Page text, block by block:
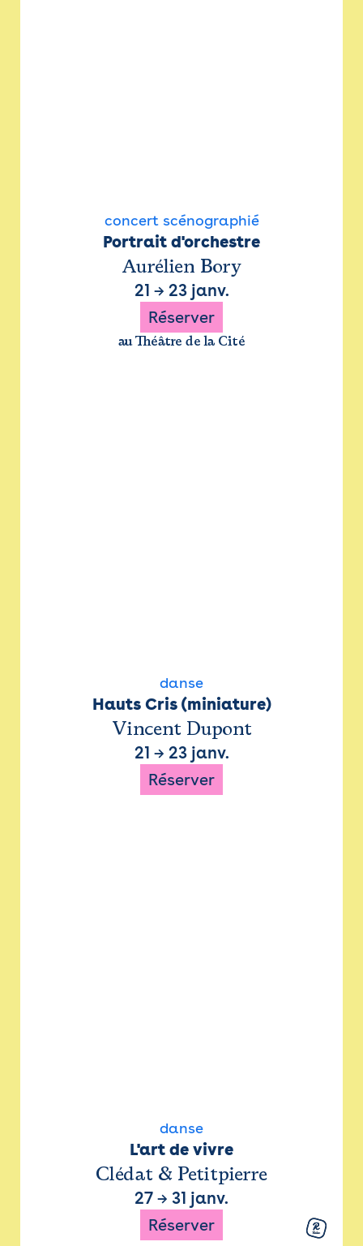
concert scénographié
Portrait d'orchestre
Aurélien Bory
21 → 23 janv.
Réserver
au Théâtre de la Cité
danse
Hauts Cris (miniature)
Vincent Dupont
21 → 23 janv.
Réserver
danse
L'art de vivre
Clédat & Petitpierre
27 → 31 janv.
Réserver